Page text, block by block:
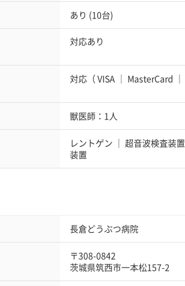
あり (10台)
対応あり
対応（VISA MasterCard
獣医師：1人
レントゲン 超音波検査装置
装置
長倉どうぶつ病院
〒308-0842
茨城県筑西市一本松157-2